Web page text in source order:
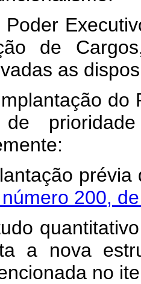
Poder
de
as
de
200,
a nova
no